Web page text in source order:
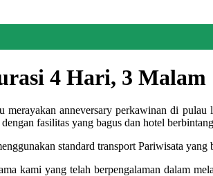
4 Hari, 3 Malam
merayakan anneversary perkawinan di
fasilitas yang bagus dan hotel
standard transport Pariwisata
kami yang telah berpengalaman dalam